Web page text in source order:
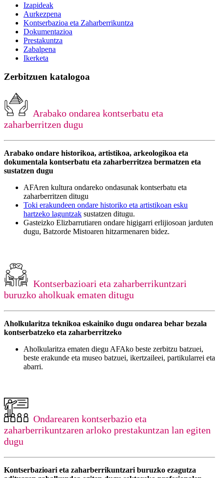
Izapideak
Aurkezpena
Kontserbazioa eta Zaharberrikuntza
Dokumentazioa
Prestakuntza
Zabalpena
Ikerketa
Zerbitzuen katalogoa
Arabako ondarea kontserbatu eta
zaharberritzen dugu
Arabako ondare historikoa, artistikoa, arkeologikoa eta
dokumentala kontserbatu eta zaharberritzea bermatzen eta
sustatzen dugu
AFAren kultura ondareko ondasunak kontserbatu eta
zaharberritzen ditugu
Toki erakundeen ondare historiko eta artistikoan esku
hartzeko laguntzak sustatzen ditugu.
Gasteizko Elizbarrutiaren ondare higigarri erlijiosoan jarduten
dugu, Batzorde Mistoaren hitzarmenaren bidez.
Kontserbazioari eta zaharberrikuntzari
buruzko aholkuak ematen ditugu
Aholkularitza teknikoa eskainiko dugu ondarea behar bezala
kontserbatzeko eta zaharberritzeko
Aholkularitza ematen diegu AFAko beste zerbitzu batzuei,
beste erakunde eta museo batzuei, ikertzaileei, partikularrei eta
abarri.
Ondarearen kontserbazio eta
zaharberrikuntzaren arloko prestakuntzan lan egiten
dugu
Kontserbazioari eta zaharberrikuntzari buruzko ezagutza